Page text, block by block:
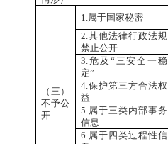
（三）
不予公
开
1.属于国家秘密
2.其他法律行政法规
禁止公开
3.危及“三安全一稳
定”
4.保护第三方合法权
益
5.属于三类内部事务
信息
6.属于四类过程性信